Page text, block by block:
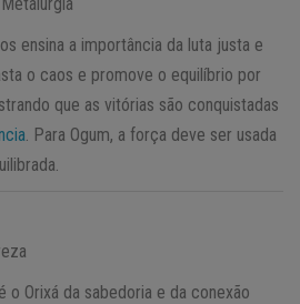
ensina a importância da luta justa e
o caos e promove o equilíbrio por
que as vitórias são conquistadas
. Para Ogum, a força deve ser usada
o Orixá da sabedoria e da conexão